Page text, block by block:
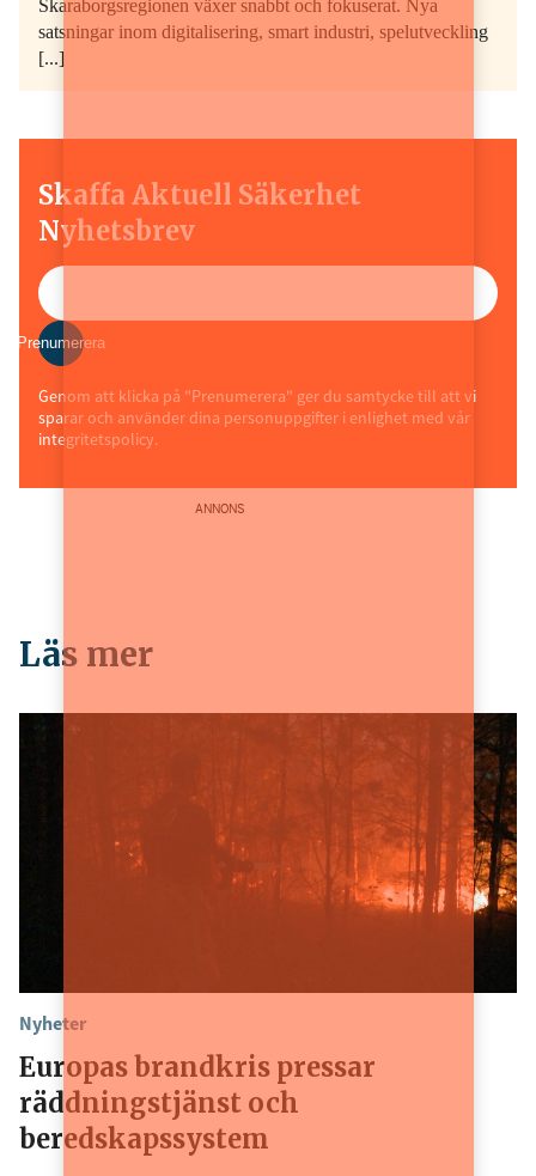
Skaraborgsregionen växer snabbt och fokuserat. Nya
satsningar inom digitalisering, smart industri, spelutveckling
[...]
Skaffa Aktuell Säkerhet
Nyhetsbrev
Prenumerera
Genom att klicka på "Prenumerera" ger du samtycke till att vi
sparar och använder dina personuppgifter i enlighet med vår
integritetspolicy.
ANNONS
Läs mer
Nyheter
Europas brandkris pressar
räddningstjänst och
beredskapssystem